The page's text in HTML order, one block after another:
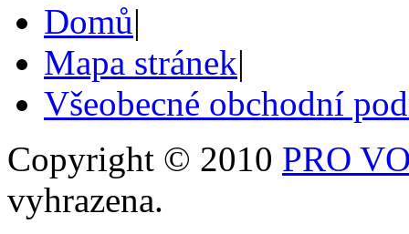
Domů|
Mapa stránek|
Všeobecné obchodní
Copyright © 2010 PRO
vyhrazena.